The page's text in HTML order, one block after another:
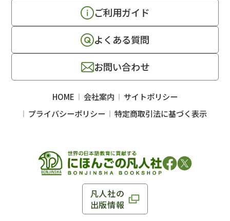
凡人社の
出版情報
ご利用ガイド
よくある質問
お問い合わせ
HOME 会社案内
サイトポリシー
プライバシーポリシー
特定商取引法に基づく表示